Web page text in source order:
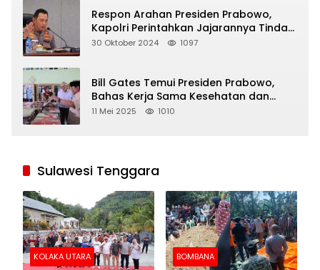
Respon Arahan Presiden Prabowo,
Kapolri Perintahkan Jajarannya Tindak
Tegas Pelaku Judi Online
30 Oktober 2024 1097
Bill Gates Temui Presiden Prabowo,
Bahas Kerja Sama Kesehatan dan
Program Makan Bergizi Gratis
11 Mei 2025 1010
Sulawesi Tenggara
KOLAKA UTARA BOMBANA